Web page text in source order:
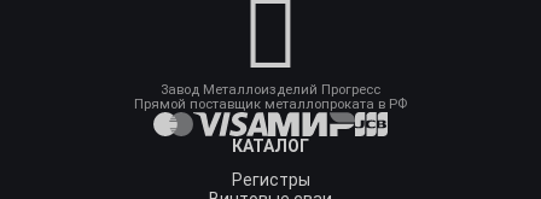
Завод Металлоизделий Прогресс
Прямой поставщик металлопроката в РФ
КАТАЛОГ
Регистры